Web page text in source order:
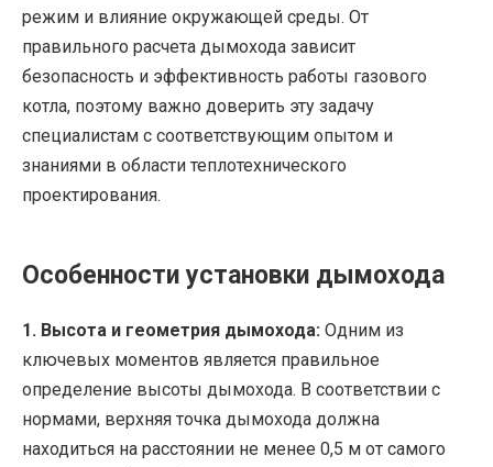
режим и влияние окружающей среды. От
правильного расчета дымохода зависит
безопасность и эффективность работы газового
котла, поэтому важно доверить эту задачу
специалистам с соответствующим опытом и
знаниями в области теплотехнического
проектирования.
Особенности установки дымохода
1. Высота и геометрия дымохода: Одним из
ключевых моментов является правильное
определение высоты дымохода. В соответствии с
нормами, верхняя точка дымохода должна
находиться на расстоянии не менее 0,5 м от самого